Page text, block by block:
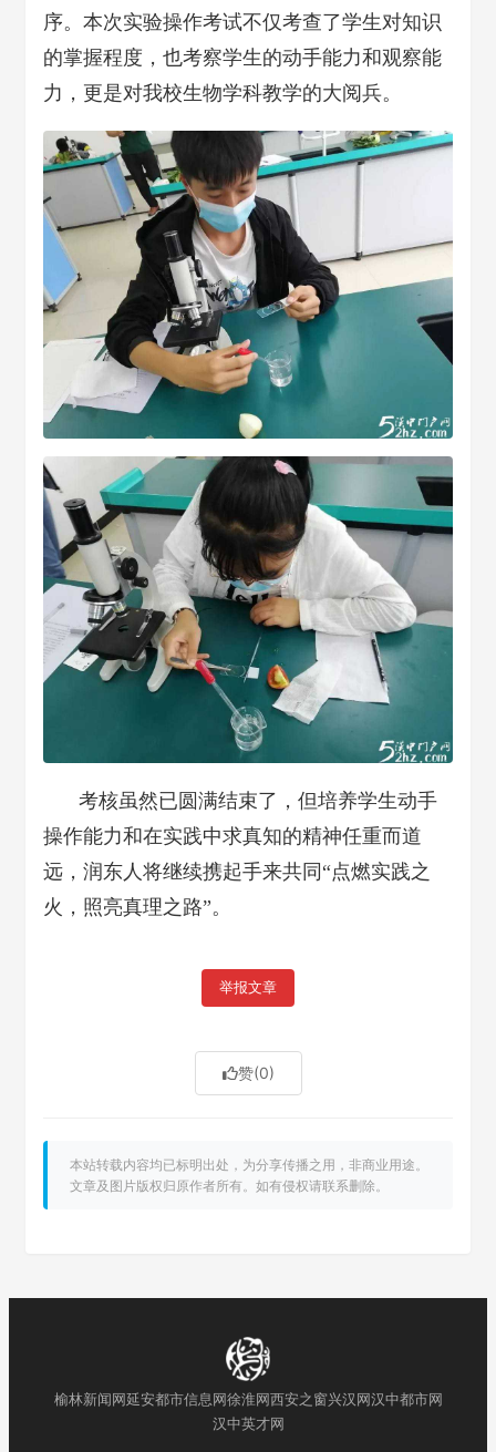
序。本次实验操作考试不仅考查了学生对知识
的掌握程度，也考察学生的动手能力和观察能
力，更是对我校生物学科教学的大阅兵。
考核虽然已圆满结束了，但培养学生动手
操作能力和在实践中求真知的精神任重而道
远，润东人将继续携起手来共同“点燃实践之
火，照亮真理之路”。
举报文章
赞(0)
本站转载内容均已标明出处，为分享传播之用，非商业用途。
文章及图片版权归原作者所有。如有侵权请联系删除。
榆林新闻网延安都市信息网徐淮网西安之窗兴汉网汉中都市网
汉中英才网